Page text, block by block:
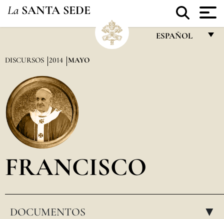
La SANTA SEDE
ESPAÑOL
العربيّة
DISCURSOS 2014 MAYO
FRANCISCO
DOCUMENTOS ▸